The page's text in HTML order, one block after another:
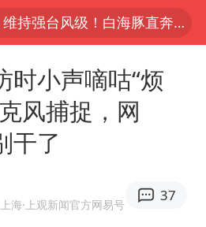
维持强台风级！白海豚直奔华东沿海
美国退回1000亿美元关税
小伙靠AI减肥 45天瘦40斤进了ICU
时小声嘀咕“烦
风捕捉，网
干了
海·上观新闻官方网易号
37